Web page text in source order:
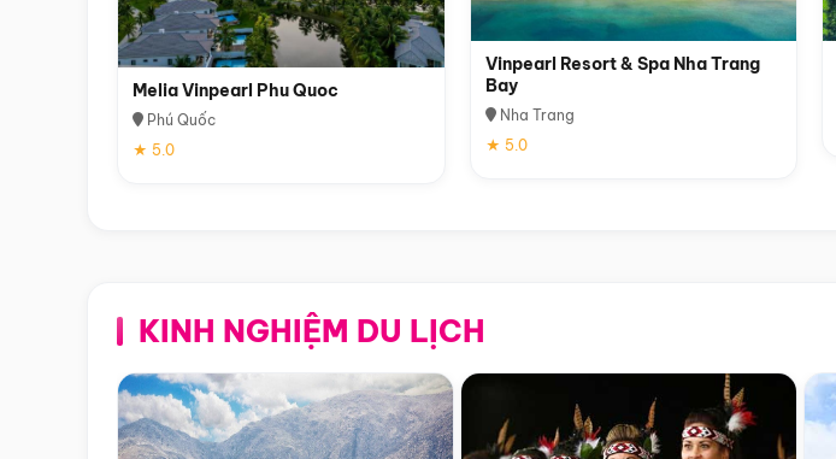
Melia Vinpearl Phu Quoc
Phú Quốc
★ 5.0
Vinpearl Resort & Spa Nha Trang
Bay
Nha Trang
★ 5.0
KINH NGHIỆM DU LỊCH